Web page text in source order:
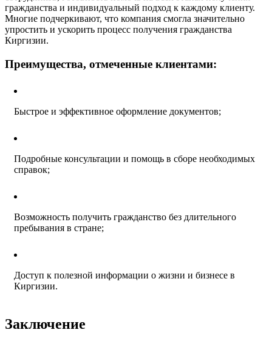
гражданства и индивидуальный подход к каждому клиенту.
Многие подчеркивают, что компания смогла значительно
упростить и ускорить процесс получения гражданства
Киргизии.
Преимущества, отмеченные клиентами:
Быстрое и эффективное оформление документов;
Подробные консультации и помощь в сборе необходимых
справок;
Возможность получить гражданство без длительного
пребывания в стране;
Доступ к полезной информации о жизни и бизнесе в
Киргизии.
Заключение